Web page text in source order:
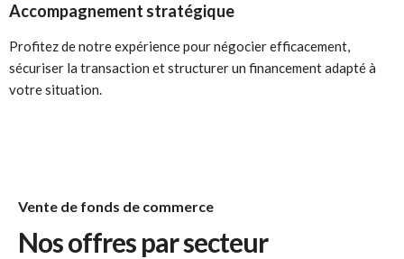
Accompagnement stratégique
Profitez de notre expérience pour négocier efficacement,
sécuriser la transaction et structurer un financement adapté à
votre situation.
Vente de fonds de commerce
Nos offres par secteur